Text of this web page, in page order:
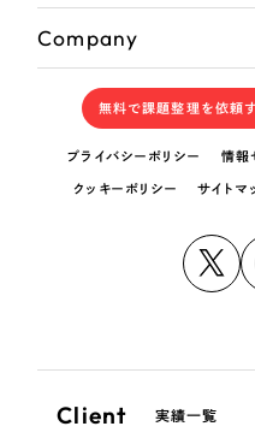
Company
無料で課題整理を依頼
プライバシーポリシー 情報
クッキーポリシー サイトマ
Client 実績一覧